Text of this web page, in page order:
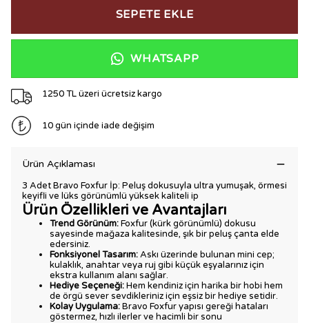
SEPETE EKLE
WHATSAPP
1250 TL üzeri ücretsiz kargo
10 gün içinde iade değişim
Ürün Açıklaması
3 Adet Bravo Foxfur İp: Peluş dokusuyla ultra yumuşak, örmesi
keyifli ve lüks görünümlü yüksek kaliteli ip
Ürün Özellikleri ve Avantajları
Trend Görünüm:Foxfur (kürk görünümlü) dokusu
sayesinde mağaza kalitesinde, şık bir peluş çanta elde
edersiniz.
Fonksiyonel Tasarım:Askı üzerinde bulunan mini cep;
kulaklık, anahtar veya ruj gibi küçük eşyalarınız için
ekstra kullanım alanı sağlar.
Hediye Seçeneği:Hem kendiniz için harika bir hobi hem
de örgü sever sevdikleriniz için eşsiz bir hediye setidir.
Kolay Uygulama:Bravo Foxfur yapısı gereği hataları
göstermez, hızlı ilerler ve hacimli bir sonu